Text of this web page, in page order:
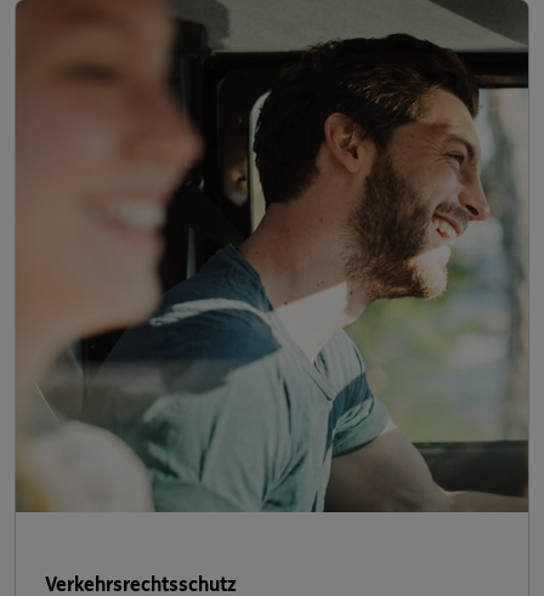
Verkehrsrechtsschutz